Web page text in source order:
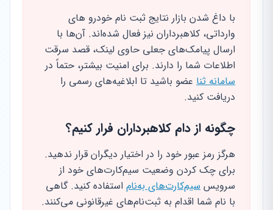
با داغ شدن بازار نتایج ثبت نام خودرو های
وارداتی، کلاهبرداران نیز فعال شده‌اند. آن‌ها با
ارسال پیامک‌های جعلی حاوی لینک، قصد سرقت
اطلاعات شما را دارند. برای امنیت بیشتر، حتماً در
سامانه ثنا عضو باشید تا ابلاغیه‌های رسمی را
دریافت کنید.
چگونه از دام کلاهبرداران فرار کنیم؟
هرگز رمز عبور خود را در اختیار دیگران قرار ندهید.
برای چک کردن وضعیت سیم‌کارت‌های خود از
سرویس سیم‌کارت‌های به‌نام استفاده کنید. گاهی
با نام شما اقدام به ثبت‌نام‌های غیرقانونی می‌کنند.